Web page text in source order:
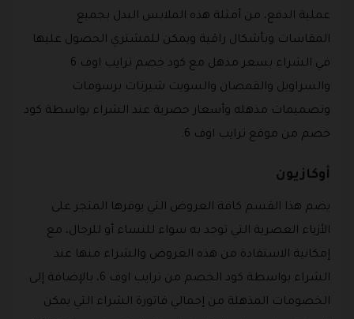
عملية الدفع، من أمثلة هذه الملابس البدل بجميع
المقاسات وبأشكال راقية ويمكن للمشتري الحصول عليها
في الشراء بسعر مذهل مع كود خصم ترايب اوف 6
والسراويل والقمصان والسويت شيرتات برسومات
وتصميمات مذهله وأسعار حصرية عند الشراء بواسطة كود
خصم من موقع ترايب اوف 6.
أوكازيون
يضم هذا القسم كافة العروض التي يوفرها المتجر على
الأزياء العصرية التي توجد به سواء للنساء أو للرجال، مع
إمكانية الاستفادة من هذه العروض والشراء منها عند
الشراء بواسطة كود الخصم من ترايب اوف 6، بالإضافة إلى
الخصومات المذهلة من إجمالي فاتورة الشراء التي يمكن